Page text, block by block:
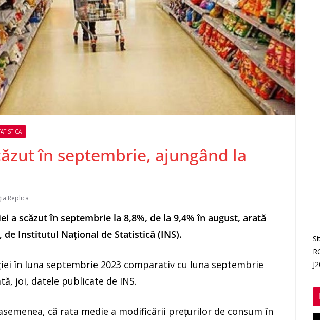
în septembrie, ajungând la
Replica
a scăzut în septembrie la 8,8%, de la 9,4% în august, arată
de Institutul Naţional de Statistică (INS).
în luna septembrie 2023 comparativ cu luna septembrie
joi, datele publicate de INS.
că rata medie a modificării preţurilor de consum în